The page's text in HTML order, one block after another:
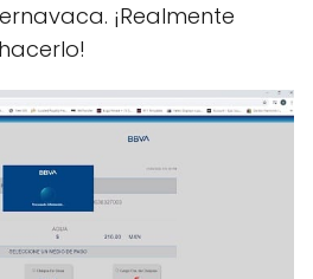
¡Realmente